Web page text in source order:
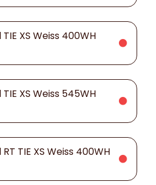
XS Weiss 400WH
XS Weiss 545WH
TIE XS Weiss 400WH